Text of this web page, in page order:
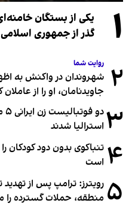
۱
یکی از بستگان
گذر از جمهوری
۲ روایت شما
شهروندان در واکنش به
جاویدنامان، او را از
۳ استرالیا شدند
۴ تنباکوی بدون دود کودکان
است
۵ رویترز: ترامپ پس از
منطقه، حملات گسترده را